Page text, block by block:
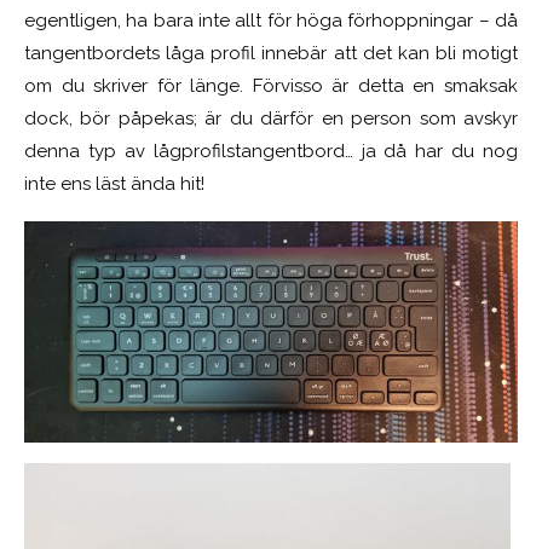
egentligen, ha bara inte allt för höga förhoppningar – då
tangentbordets låga profil innebär att det kan bli motigt
om du skriver för länge. Förvisso är detta en smaksak
dock, bör påpekas; är du därför en person som avskyr
denna typ av lågprofilstangentbord… ja då har du nog
inte ens läst ända hit!